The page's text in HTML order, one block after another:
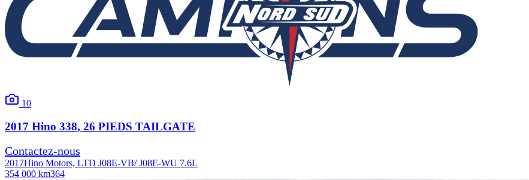
10
2017 Hino 338, 26 PIEDS TAILGATE
Contactez-nous
2017Hino Motors, LTD J08E-VB/ J08E-WU 7.6L
354 000 km364